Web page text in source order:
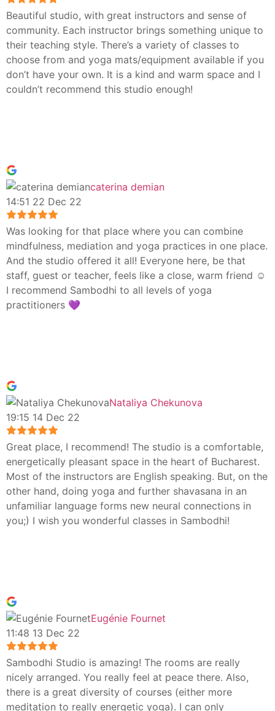
Beautiful studio, with great instructors and sense of
community. Each instructor brings something unique to
their teaching style. There’s a variety of classes to
choose from and yoga mats/equipment available if you
don’t have your own. It is a kind and warm space and I
couldn’t recommend this studio enough!
caterina demian
14:51 22 Dec 22
Was looking for that place where you can combine
mindfulness, mediation and yoga practices in one place.
And the studio offered it all! Everyone here, be that
staff, guest or teacher, feels like a close, warm friend ☺️
I recommend Sambodhi to all levels of yoga
practitioners 💜
Nataliya Chekunova
19:15 14 Dec 22
Great place, I recommend! The studio is a comfortable,
energetically pleasant space in the heart of Bucharest.
Most of the instructors are English speaking. But, on the
other hand, doing yoga and further shavasana in an
unfamiliar language forms new neural connections in
you;) I wish you wonderful classes in Sambodhi!
Eugénie Fournet
11:48 13 Dec 22
Sambodhi Studio is amazing! The rooms are really
nicely arranged. You really feel at peace there. Also,
there is a great diversity of courses (either more
meditation to really energetic yoga). I can only